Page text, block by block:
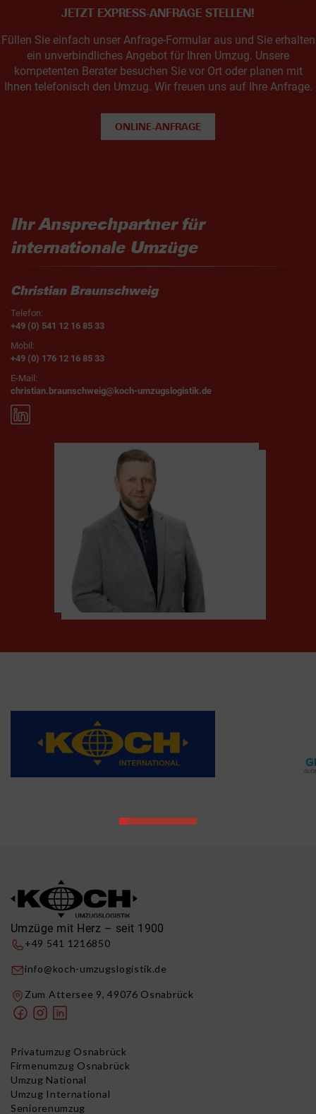
JETZT EXPRESS-ANFRAGE STELLEN!
Füllen Sie einfach unser Anfrage-Formular aus und Sie erhalten
ein unverbindliches Angebot für Ihren Umzug. Unsere
kompetenten Berater besuchen Sie vor Ort oder planen mit
Ihnen telefonisch den Umzug. Wir freuen uns auf Ihre Anfrage.
ONLINE-ANFRAGE
Ihr Ansprechpartner für
internationale Umzüge
Christian Braunschweig
Telefon:
+49 (0) 541 12 16 85 33
Mobil:
+49 (0) 176 12 16 85 33
E-Mail:
christian.braunschweig@koch-umzugslogistik.de
Umzüge mit Herz – seit 1900
+49 541 1216850
info@koch-umzugslogistik.de
Zum Attersee 9, 49076 Osnabrück
Privatumzug Osnabrück
Firmenumzug Osnabrück
Umzug National
Umzug International
Seniorenumzug